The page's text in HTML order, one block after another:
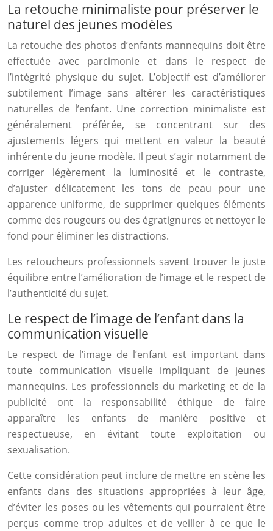
La retouche minimaliste pour préserver le
naturel des jeunes modèles
La retouche des photos d’enfants mannequins doit être
effectuée avec parcimonie et dans le respect de
l’intégrité physique du sujet. L’objectif est d’améliorer
subtilement l’image sans altérer les caractéristiques
naturelles de l’enfant. Une correction minimaliste est
généralement préférée, se concentrant sur des
ajustements légers qui mettent en valeur la beauté
inhérente du jeune modèle. Il peut s’agir notamment de
corriger légèrement la luminosité et le contraste,
d’ajuster délicatement les tons de peau pour une
apparence uniforme, de supprimer quelques éléments
comme des rougeurs ou des égratignures et nettoyer le
fond pour éliminer les distractions.
Les retoucheurs professionnels savent trouver le juste
équilibre entre l’amélioration de l’image et le respect de
l’authenticité du sujet.
Le respect de l’image de l’enfant dans la
communication visuelle
Le respect de l’image de l’enfant est important dans
toute communication visuelle impliquant de jeunes
mannequins. Les professionnels du marketing et de la
publicité ont la responsabilité éthique de faire
apparaître les enfants de manière positive et
respectueuse, en évitant toute exploitation ou
sexualisation.
Cette considération peut inclure de mettre en scène les
enfants dans des situations appropriées à leur âge,
d’éviter les poses ou les vêtements qui pourraient être
perçus comme trop adultes et de veiller à ce que le